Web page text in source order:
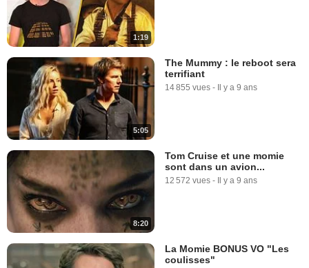
1:19
5:05
The Mummy : le reboot sera
terrifiant
14 855 vues - Il y a 9 ans
8:20
Tom Cruise et une momie
sont dans un avion...
12 572 vues - Il y a 9 ans
La Momie BONUS VO "Les
coulisses"